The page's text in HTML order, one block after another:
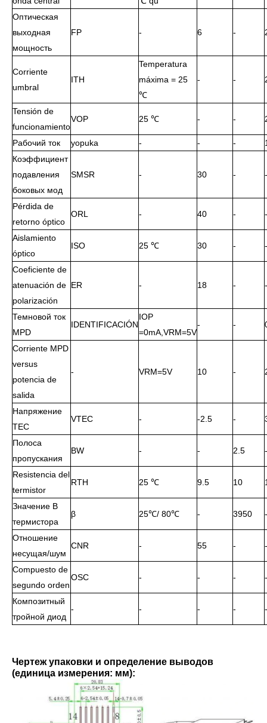
Оптическая
выходная
мощность
FP - 6 -
Corriente
umbral
ITH
Temperatura
máxima = 25
℃
- -
Tensión de
funcionamiento
VOP 25 ℃ - -
Рабочий ток yopuka - - -
Коэффициент
подавления
боковых мод
SMSR - 30 - -
Pérdida de
retorno óptico
ORL - 40 - -
Aislamiento
óptico
ISO 25 ℃ 30 - -
Coeficiente de
atenuación de
polarización
ER - 18 - -
Темновой ток
MPD
IDENTIFICACIÓN
IOP
=0mA,VRM=5V
- -
Corriente MPD
versus
potencia de
salida
- VRM=5V 10 -
Напряжение
TEC
VTEC - -2.5 -
Полоса
пропускания
BW - - 2.5 -
Resistencia del
termistor
RTH 25 ℃ 9.5 10
Значение B
термистора
β 25℃/ 80℃ - 3950 -
Отношение
несущая/шум
CNR - 55 - -
Compuesto de
segundo orden
OSC - - -
Композитный
тройной диод
- - - -
Чертеж упаковки и определение выводов
(единица измерения: мм):